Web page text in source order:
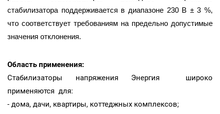
стабилизатора поддерживается в диапазоне 230 В ± 3 %,
что соответствует требованиям на предельно допустимые
значения отклонения.
Область применения:
Стабилизаторы напряжения Энергия широко
применяются для:
- дома, дачи, квартиры, коттеджных комплексов;